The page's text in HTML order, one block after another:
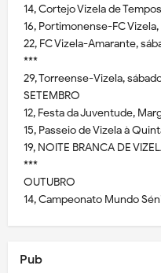
14, Cortejo Vizela de
16, Portimonense-FC
22, FC Vizela-Amarante,
***
29, Torreense-Vizela,
SETEMBRO
12, Festa da Juventude,
15, Passeio de Vizela à
19, NOITE BRANCA DE
***
OUTUBRO
14, Campeonato Mundo
Pub